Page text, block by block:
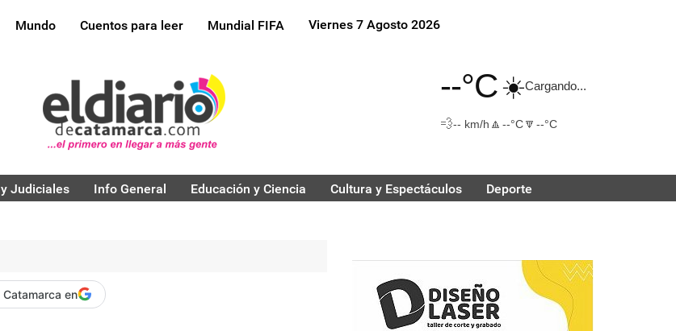
Mundo Cuentos para leer Mundial FIFA Viernes 7 Agosto 2026
--°C☀️Cargando...
💨-- km/h 🔼 --°C🔽 --°C
Judiciales Info General Educación y Ciencia Cultura y Espectáculos Deporte
en